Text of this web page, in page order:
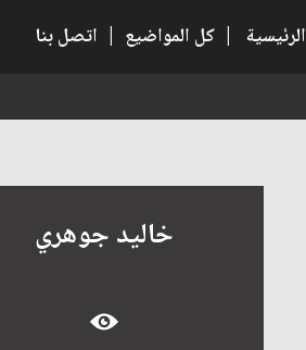
الرئيسية | كل المواضيع | اتصل بنا
خاليد جوهري